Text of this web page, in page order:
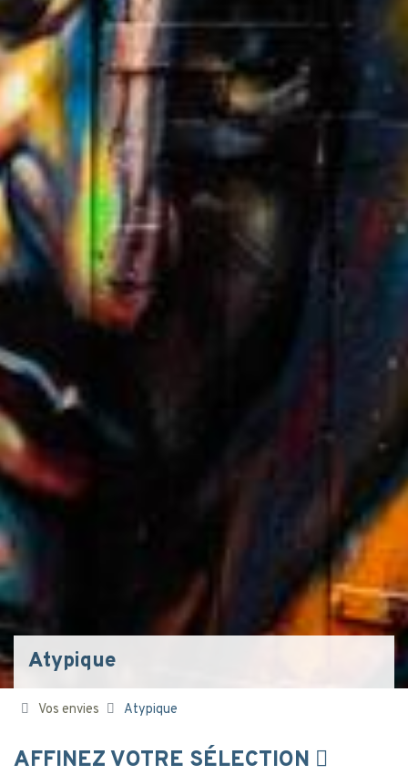
Atypique
Vos envies Atypique
AFFINEZ VOTRE SÉLECTION